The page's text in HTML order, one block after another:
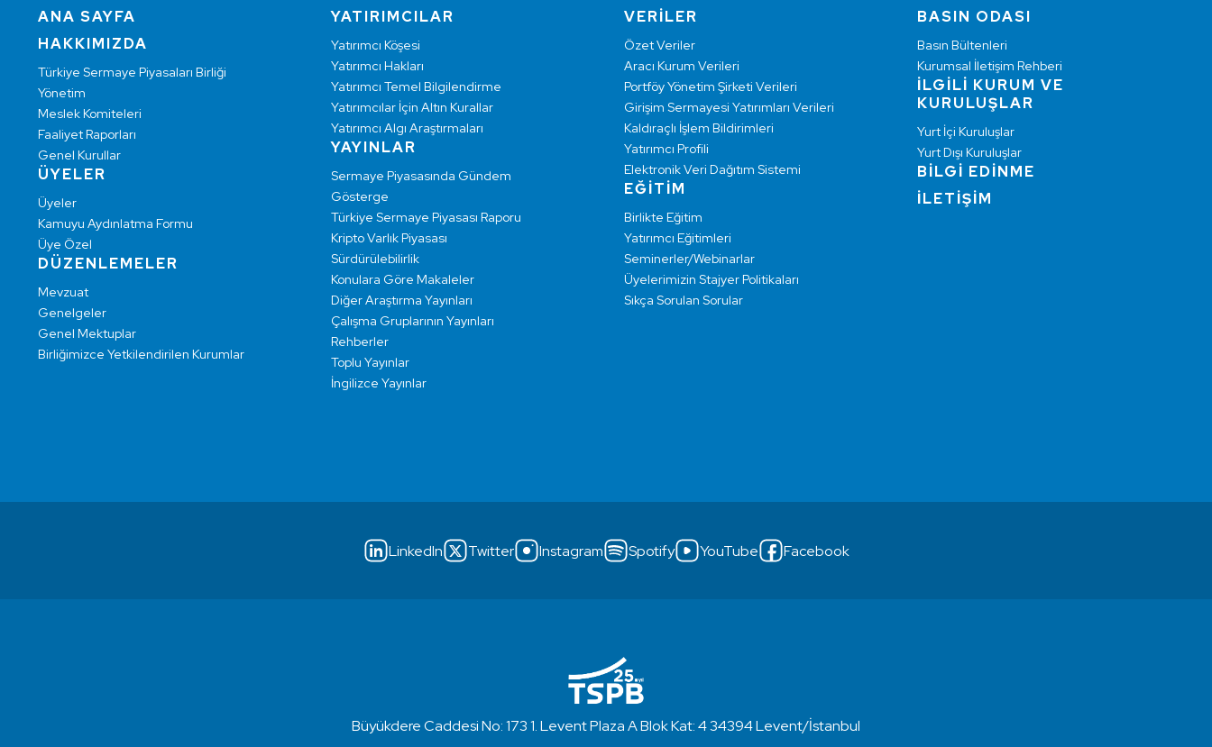
ANA SAYFA
HAKKIMIZDA
Türkiye Sermaye Piyasaları Birliği
Yönetim
Meslek Komiteleri
Faaliyet Raporları
Genel Kurullar
ÜYELER
Üyeler
Kamuyu Aydınlatma Formu
Üye Özel
DÜZENLEMELER
Mevzuat
Genelgeler
Genel Mektuplar
Birliğimizce Yetkilendirilen Kurumlar
YATIRIMCILAR
Yatırımcı Köşesi
Yatırımcı Hakları
Yatırımcı Temel Bilgilendirme
Yatırımcılar İçin Altın Kurallar
Yatırımcı Algı Araştırmaları
YAYINLAR
Sermaye Piyasasında Gündem
Gösterge
Türkiye Sermaye Piyasası Raporu
Kripto Varlık Piyasası
Sürdürülebilirlik
Konulara Göre Makaleler
Diğer Araştırma Yayınları
Çalışma Gruplarının Yayınları
Rehberler
Toplu Yayınlar
İngilizce Yayınlar
VERİLER
Özet Veriler
Aracı Kurum Verileri
Portföy Yönetim Şirketi Verileri
Girişim Sermayesi Yatırımları Verileri
Kaldıraçlı İşlem Bildirimleri
Yatırımcı Profili
Elektronik Veri Dağıtım Sistemi
EĞİTİM
Birlikte Eğitim
Yatırımcı Eğitimleri
Seminerler/Webinarlar
Üyelerimizin Stajyer Politikaları
Sıkça Sorulan Sorular
BASIN ODASI
Basın Bültenleri
Kurumsal İletişim Rehberi
İLGİLİ KURUM VE
KURULUŞLAR
Yurt İçi Kuruluşlar
Yurt Dışı Kuruluşlar
BİLGİ EDİNME
İLETİŞİM
LinkedIn Twitter Instagram Spotify YouTube Facebook
Büyükdere Caddesi No: 173 1. Levent Plaza A Blok Kat: 4 34394 Levent/İstanbul